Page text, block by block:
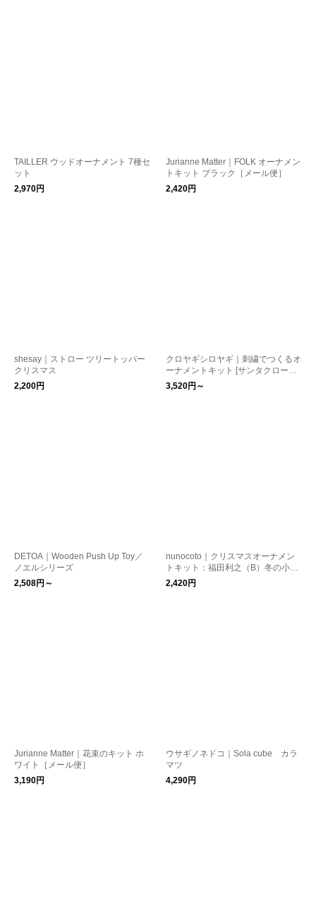
TAILLER ウッドオーナメント 7種セ
ット
2,970円
Jurianne Matter｜FOLK オーナメン
トキット ブラック［メール便］
2,420円
shesay｜ストロー ツリートッパー
クリスマス
2,200円
クロヤギシロヤギ｜刺繍でつくるオ
ーナメントキット [サンタクロース/
トナカイ/くるみ割り人形] クリスマ
ス
3,520円～
DETOA｜Wooden Push Up Toy／
ノエルシリーズ
2,508円～
nunocoto｜クリスマスオーナメン
トキット：福田利之（B）冬の小物
たち [ネコポス対応]
2,420円
Jurianne Matter｜花束のキット ホ
ワイト［メール便］
3,190円
ウサギノネドコ｜Sola cube カラ
マツ
4,290円